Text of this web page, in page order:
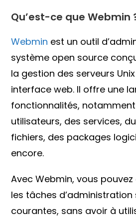
Qu’est-ce que Webmin
Webmin est un outil
système open source
la gestion des serveurs
interface web. Il offre une
fonctionnalités,
utilisateurs, des services,
fichiers, des packages
encore.
Avec Webmin, vous
les tâches
courantes, sans avoir à